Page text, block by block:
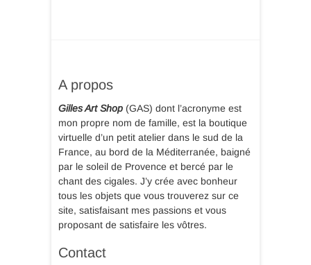
A propos
Gilles Art Shop (GAS) dont l’acronyme est
mon propre nom de famille, est la boutique
virtuelle d’un petit atelier dans le sud de la
France, au bord de la Méditerranée, baigné
par le soleil de Provence et bercé par le
chant des cigales. J’y crée avec bonheur
tous les objets que vous trouverez sur ce
site, satisfaisant mes passions et vous
proposant de satisfaire les vôtres.
Contact